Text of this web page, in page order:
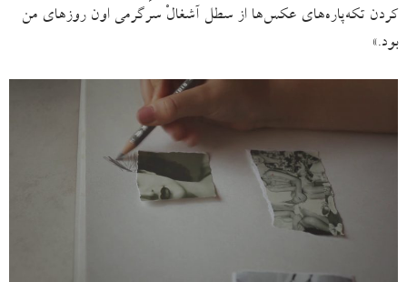
کردن تکه‌پاره‌های عکس‌ها از سطل آشغالْ سرگرمی اون روزهای من
بود.»